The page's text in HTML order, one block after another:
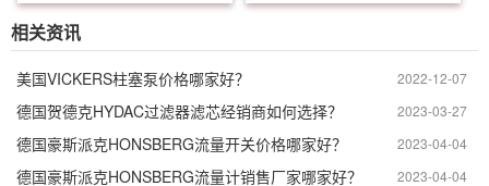
相关资讯
2022-12-07
美国VICKERS柱塞泵价格哪家好？
2023-03-27
德国贺德克HYDAC过滤器滤芯经销商如何选择？
2023-04-04
德国豪斯派克HONSBERG流量开关价格哪家好？
2023-04-04
德国豪斯派克HONSBERG流量计销售厂家哪家好？